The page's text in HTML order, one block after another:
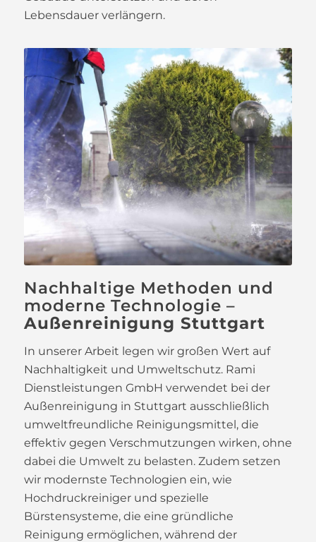
Lebensdauer verlängern.
Nachhaltige Methoden und
moderne Technologie –
Außenreinigung Stuttgart
In unserer Arbeit legen wir großen Wert auf
Nachhaltigkeit und Umweltschutz. Rami
Dienstleistungen GmbH verwendet bei der
Außenreinigung in Stuttgart ausschließlich
umweltfreundliche Reinigungsmittel, die
effektiv gegen Verschmutzungen wirken, ohne
dabei die Umwelt zu belasten. Zudem setzen
wir modernste Technologien ein, wie
Hochdruckreiniger und spezielle
Bürstensysteme, die eine gründliche
Reinigung ermöglichen, während der